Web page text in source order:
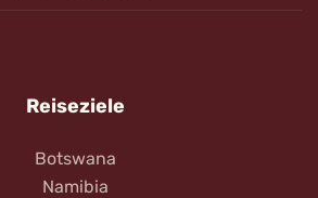
Reiseziele
Botswana
Namibia